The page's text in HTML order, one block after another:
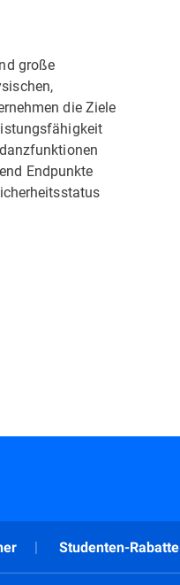
große
die Ziele
Endpunkte
Studenten-Rabatte